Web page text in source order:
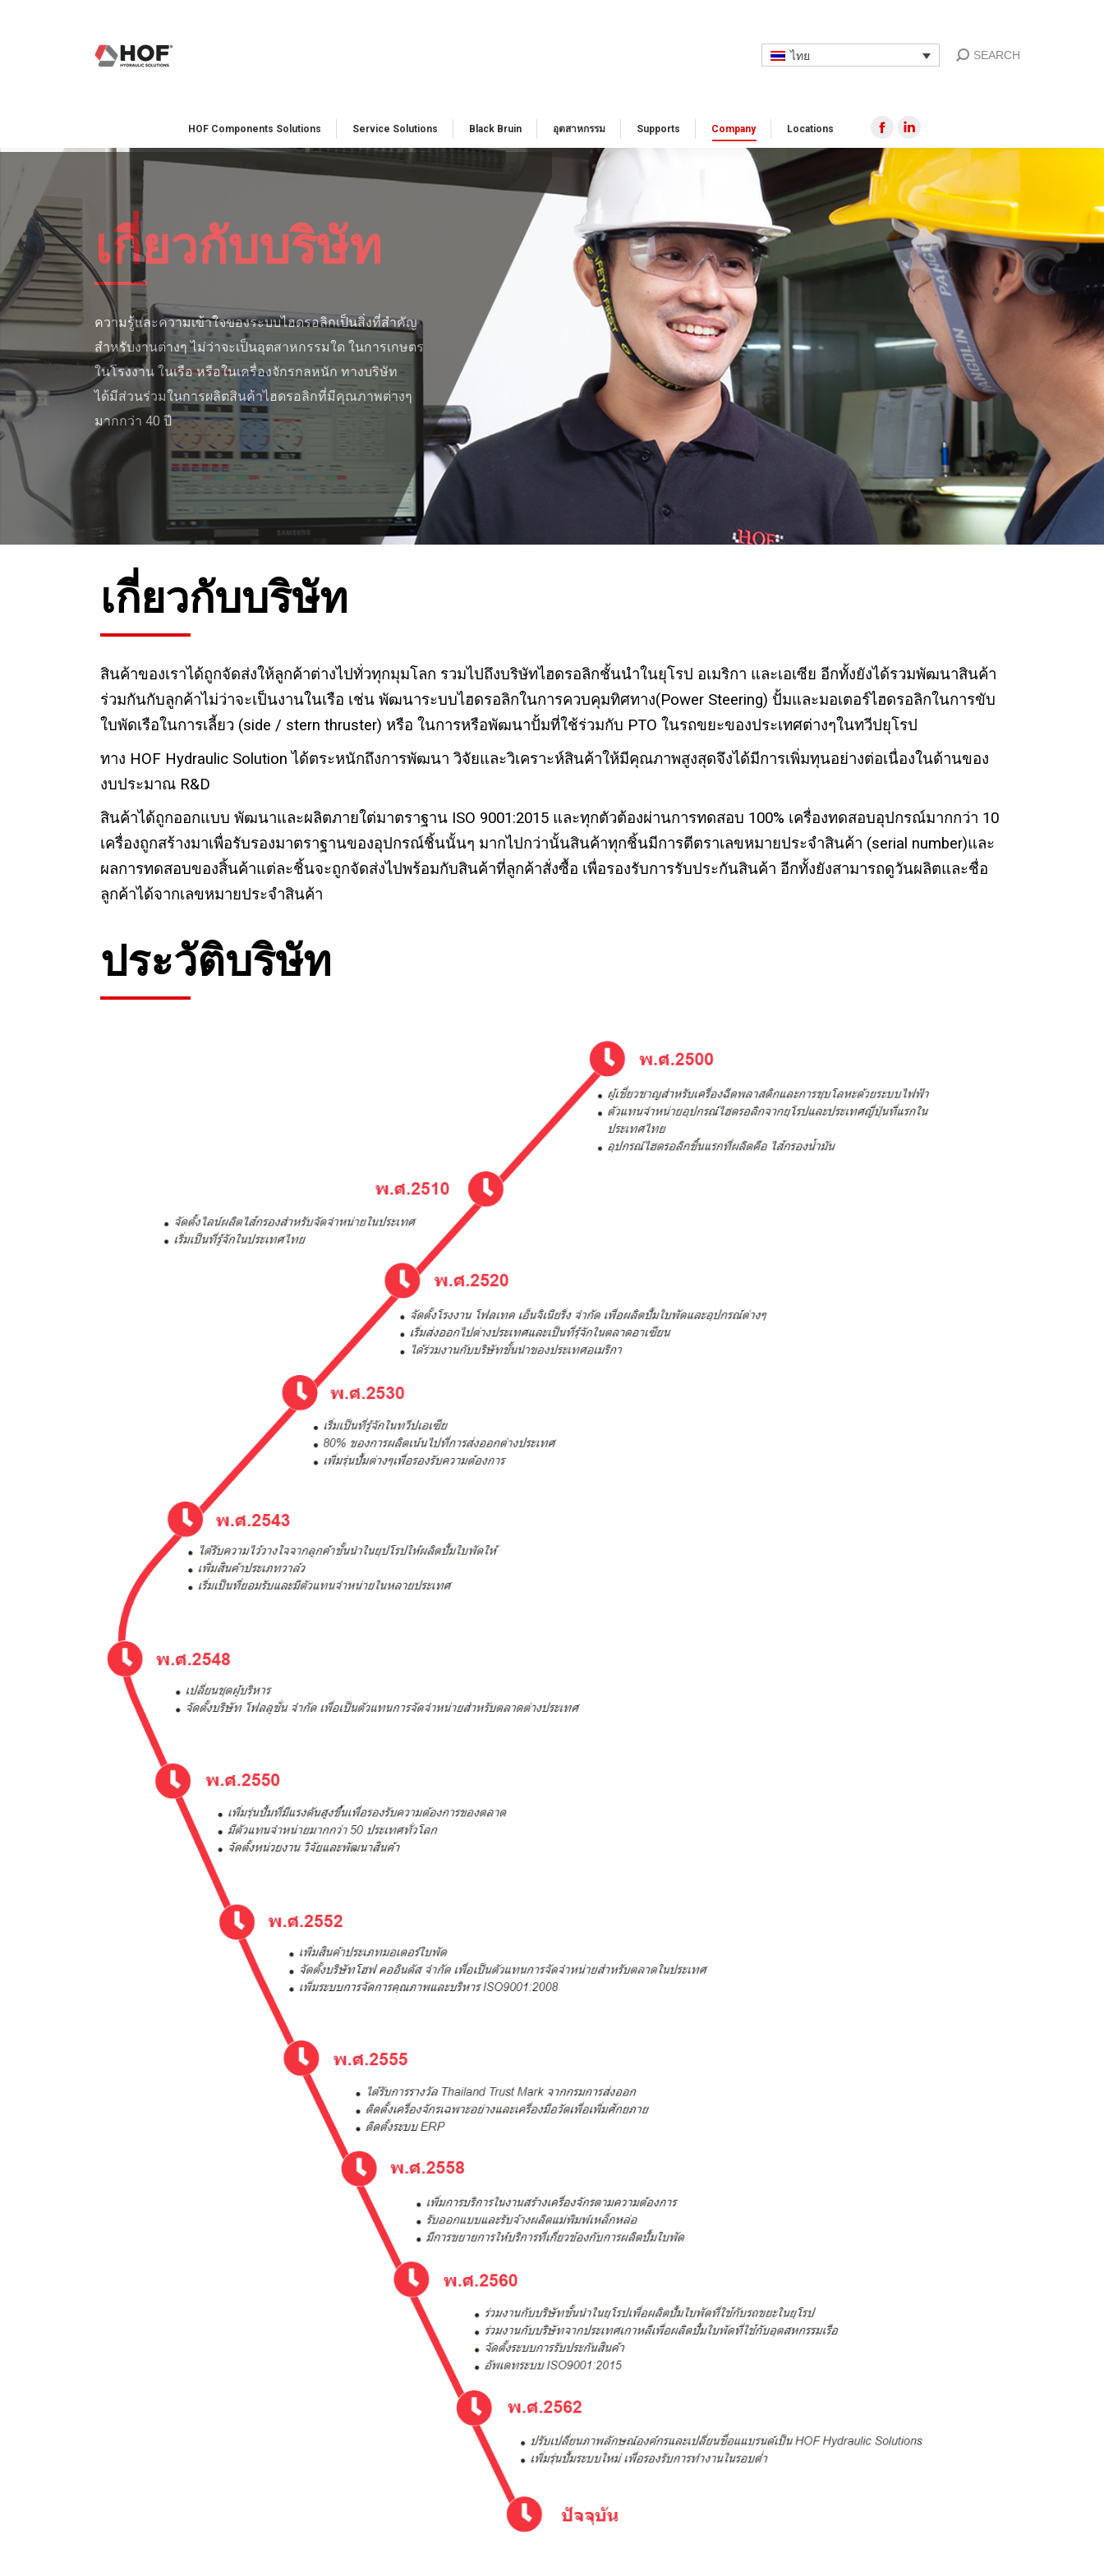
ไทย SEARCH
HOF Components Solutions Service Solutions​ Black Bruin อุตสาหกรรม Supports​ Company Locations​
Facebook
page
opens
new
window
page
opens
in
new
window
เกี่ยวกับบริษัท
ความรู้และความเข้าใจของระบบไฮดรอลิกเป็นสิ่งที่สำคัญ
สำหรับงานต่างๆ ไม่ว่าจะเป็นอุตสาหกรรมใด ในการเกษตร
ในโรงงาน ในเรือ หรือในเครื่องจักรกลหนัก ทางบริษัท
ได้มีส่วนร่วมในการผลิตสินค้าไฮดรอลิกที่มีคุณภาพต่างๆ
มากกว่า 40 ปี
เกี่ยวกับบริษัท
สินค้าของเราได้ถูกจัดส่งให้ลูกค้าต่างไปทั่วทุกมุมโลก รวมไปถึงบริษัทไฮดรอลิกชั้นนำในยุโรป อเมริกา และเอเซีย อีกทั้งยังได้รวมพัฒนาสินค้า
ร่วมกันกับลูกค้าไม่ว่าจะเป็นงานในเรือ เช่น พัฒนาระบบไฮดรอลิกในการควบคุมทิศทาง(Power Steering) ปั้มและมอเตอร์ไฮดรอลิกในการขับ
ใบพัดเรือในการเลี้ยว (side / stern thruster) หรือ ในการหรือพัฒนาปั้มที่ใช้ร่วมกับ PTO ในรถขยะของประเทศต่างๆในทวีปยุโรป
ทาง HOF Hydraulic Solution ได้ตระหนักถึงการพัฒนา วิจัยและวิเคราะห์สินค้าให้มีคุณภาพสูงสุดจึงได้มีการเพิ่มทุนอย่างต่อเนื่องในด้านของ
งบประมาณ R&D
สินค้าได้ถูกออกแบบ พัฒนาและผลิตภายใต่มาตราฐาน ISO 9001:2015 และทุกตัวต้องผ่านการทดสอบ 100% เครื่องทดสอบอุปกรณ์มากกว่า 10
เครื่องถูกสร้างมาเพื่อรับรองมาตราฐานของอุปกรณ์ชิ้นนั้นๆ มากไปกว่านั้นสินค้าทุกชิ้นมีการตีตราเลขหมายประจำสินค้า (serial number)และ
ผลการทดสอบของสิ้นค้าแต่ละชิ้นจะถูกจัดส่งไปพร้อมกับสินค้าที่ลูกค้าสั่งซื้อ เพื่อรองรับการรับประกันสินค้า อีกทั้งยังสามารถดูวันผลิตและชื่อ
ลูกค้าได้จากเลขหมายประจำสินค้า
ประวัติบริษัท